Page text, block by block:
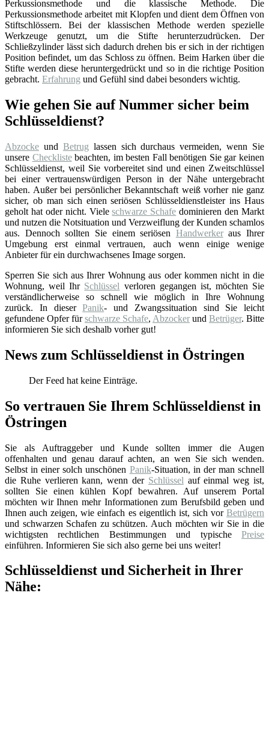
Perkussionsmethode und die klassische Methode. Die
Perkussionsmethode arbeitet mit Klopfen und dient dem Öffnen von
Stiftschlössern. Bei der klassischen Methode werden spezielle
Werkzeuge genutzt, um die Stifte herunterzudrücken. Der
Schließzylinder lässt sich dadurch drehen bis er sich in der richtigen
Position befindet, um das Schloss zu öffnen. Beim Harken über die
Stifte werden diese heruntergedrückt und so in die richtige Position
gebracht. Erfahrung und Gefühl sind dabei besonders wichtig.
Wie gehen Sie auf Nummer sicher beim
Schlüsseldienst?
Abzocke und Betrug lassen sich durchaus vermeiden, wenn Sie
unsere Checklistebeachten, im besten Fall benötigen Sie gar keinen
Schlüsseldienst, weil Sie vorbereitet sind und einen Zweitschlüssel
bei einer vertrauenswürdigen Person in der Nähe untergebracht
haben. Außer bei persönlicher Bekanntschaft weiß vorher nie ganz
sicher, ob man sich einen seriösen Schlüsseldienstleister ins Haus
geholt hat oder nicht. Vieleschwarze Schafe dominieren den Markt
und nutzen die Notsituation und Verzweiflung der Kunden schamlos
aus. Dennoch sollten Sie einem seriösen Handwerkeraus Ihrer
Umgebung erst einmal vertrauen, auch wenn einige wenige
Anbieter für ein durchwachsenes Image sorgen.
Sperren Sie sich aus Ihrer Wohnung aus oder kommen nicht in die
Wohnung, weil Ihr Schlüssel verloren gegangen ist, möchten Sie
verständlicherweise so schnell wie möglich in Ihre Wohnung
zurück. In dieserPanik- und Zwangssituation sind Sie leicht
gefundene Opfer fürschwarze Schafe, Abzocker und Betrüger. Bitte
informieren Sie sich deshalb vorher gut!
News zum Schlüsseldienst in Östringen
Der Feed hat keine Einträge.
So vertrauen Sie Ihrem Schlüsseldienst in
Östringen
Sie als Auftraggeber und Kunde sollten immer die Augen
offenhalten und genau darauf achten, an wen Sie sich wenden.
Selbst in einer solch unschönen Panik-Situation, in der man schnell
die Ruhe verlieren kann, wenn der Schlüssel auf einmal weg ist,
sollten Sie einen kühlen Kopf bewahren. Auf unserem Portal
möchten wir Ihnen mehr Informationen zum Berufsbild geben und
Ihnen auch zeigen, wie einfach es eigentlich ist, sich vor Betrügern
und schwarzen Schafen zu schützen. Auch möchten wir Sie in die
wichtigsten rechtlichen Bestimmungen und typische Preise
einführen. Informieren Sie sich also gerne bei uns weiter!
Schlüsseldienst und Sicherheit in Ihrer
Nähe: